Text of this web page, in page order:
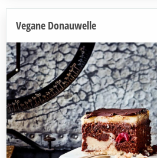
Vegane Donauwelle